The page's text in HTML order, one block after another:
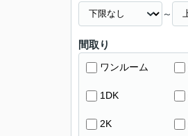
～
間取り
ワンルーム
1DK
2K